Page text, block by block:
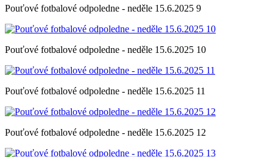
Pouťové fotbalové odpoledne - neděle 15.6.2025 9
Pouťové fotbalové odpoledne - neděle 15.6.2025 10
Pouťové fotbalové odpoledne - neděle 15.6.2025 11
Pouťové fotbalové odpoledne - neděle 15.6.2025 12